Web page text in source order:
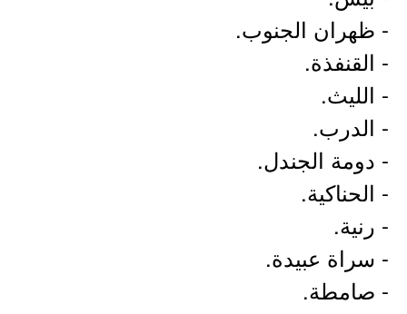
- ظهران الجنوب.
- القنفذة.
- الليث.
- الدرب.
- دومة الجندل.
- الحناكية.
- رنية.
- سراة عبيدة.
- صامطة.